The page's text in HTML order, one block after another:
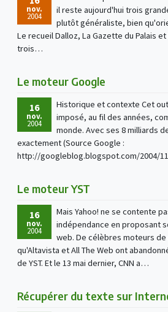
nov.
2004
il reste aujourd'hui trois
plutôt généraliste, bien
Le recueil Dalloz, La Gazette du Palais
trois…
Le moteur Google
16
nov.
2004
Historique et contexte Cet
imposé, au fil des années,
monde. Avec ses 8 milliards
exactement (Source Google :
http://googleblog.blogspot.com/2004/
Le moteur YST
16
nov.
2004
Mais Yahoo! ne se contente
indépendance en proposant
web. De célèbres moteurs
qu'Altavista et All The Web ont
de YST. Et le 13 mai dernier, CNN a…
Récupérer du texte sur